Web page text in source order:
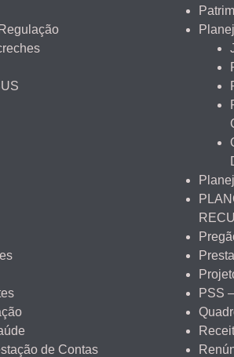
de Contas
PSS